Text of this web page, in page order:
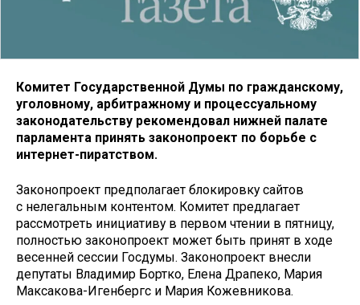
Комитет Государственной Думы по гражданскому,
уголовному, арбитражному и процессуальному
законодательству рекомендовал нижней палате
парламента принять законопроект по борьбе с
интернет-пиратством.
Законопроект предполагает блокировку сайтов
с нелегальным контентом. Комитет предлагает
рассмотреть инициативу в первом чтении в пятницу,
полностью законопроект может быть принят в ходе
весенней сессии Госдумы. Законопроект внесли
депутаты Владимир Бортко, Елена Драпеко, Мария
Максакова-Игенбергс и Мария Кожевникова.